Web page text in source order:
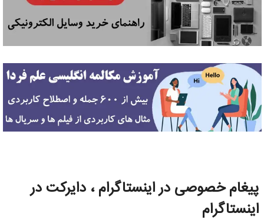
پیغام خصوصی در اینستاگرام ، دایرکت در
اینستاگرام